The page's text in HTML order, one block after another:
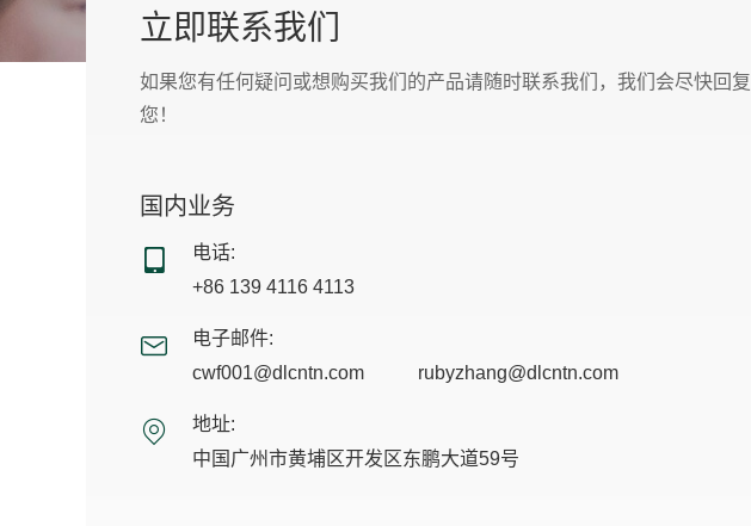
立即联系我们
如果您有任何疑问或想购买我们的产品请随时联系我们，我们会尽快回复
您！
国内业务
电话:
+86 139 4116 4113
电子邮件:
cwf001@dlcntn.com
rubyzhang@dlcntn.com
地址:
中国广州市黄埔区开发区东鹏大道59号